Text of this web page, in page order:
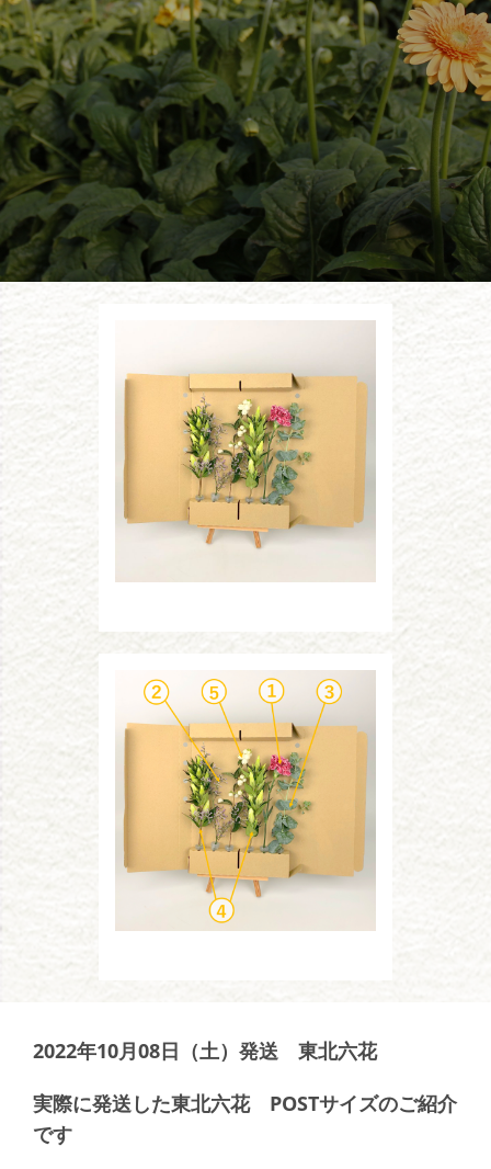
2022年10月08日（土）発送 東北六花
実際に発送した東北六花 POSTサイズのご紹介
です